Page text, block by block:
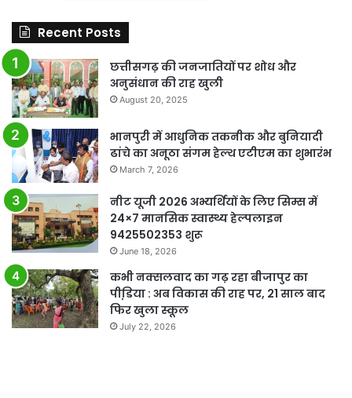
Recent Posts
छत्तीसगढ़ की जनजातियों पर शोध और
अनुसंधान की राह खुली
August 20, 2025
भानपुरी में आधुनिक तकनीक और बुनियादी
ढांचे का अनूठा संगम हेल्थ एटीएम का शुभारंभ
March 7, 2026
नीट यूजी 2026 अभ्यर्थियों के लिए सिम्स में
24×7 मानसिक स्वास्थ्य हेल्पलाइन
9425502353 शुरू
June 18, 2026
कभी नक्सलवाद का गढ़ रहा बीजापुर का
पीडि़या : अब विकास की राह पर, 21 साल बाद
फिर खुला स्कूल
July 22, 2026